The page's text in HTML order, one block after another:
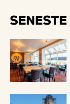
SENESTE